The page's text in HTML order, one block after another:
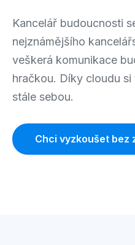
Kancelář budoucnosti
nejznámějšího
veškerá komunikace
hračkou. Díky cloudu
stále sebou.
Chci vyzkoušet bez